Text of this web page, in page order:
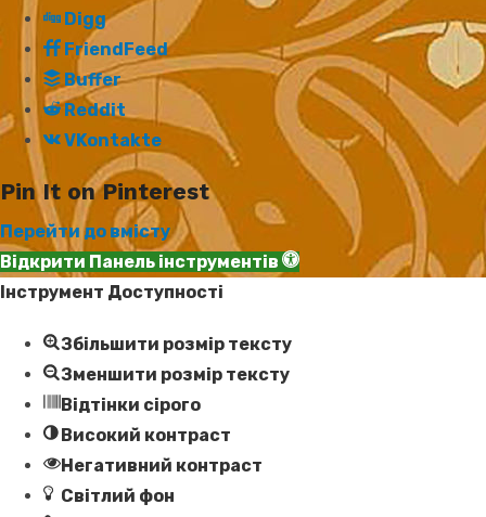
Digg
FriendFeed
Buffer
Reddit
VKontakte
Pin It on Pinterest
Перейти до вмісту
Відкрити Панель інструментів
Інструмент Доступності
Збільшити розмір тексту
Зменшити розмір тексту
Відтінки сірого
Високий контраст
Негативний контраст
Світлий фон